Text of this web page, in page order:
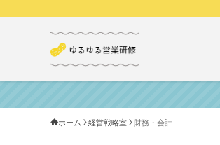
ホーム 経営戦略室 財務・会計